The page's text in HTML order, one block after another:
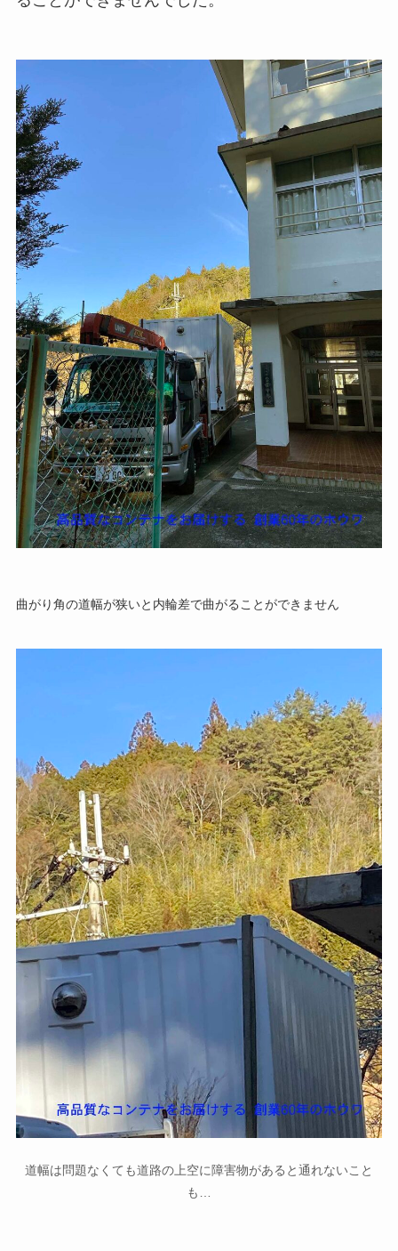
曲がり角の道幅が狭いと内輪差で曲がることができません
道幅は問題なくても道路の上空に障害物があると通れないこと
も…